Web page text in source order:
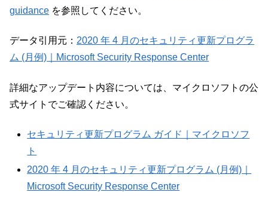
guidance を参照してください。
データ引用元： 2020 年 4 月のセキュリティ更新プログラ
ム (月例)｜Microsoft Security Response Center
詳細なアップデート内容については、マイクロソフトの公
式サイトでご確認ください。
セキュリティ更新プログラム ガイド｜マイクロソフ
ト
2020 年 4 月のセキュリティ更新プログラム (月例)｜
Microsoft Security Response Center